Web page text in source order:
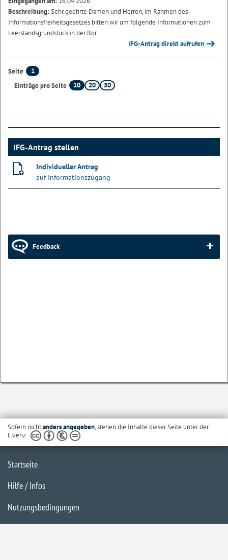
Beschreibung:Sehr geehrte Damen und Herren, im Rahmen des
Informationsfreiheitsgesetzes bitten wir um folgende Informationen zum
Leerstandsgrundstück in der Bor...
IFG-Antrag direkt aufrufen
Seite
1
Einträge pro Seite
10 20 50
IFG-Antrag stellen
Individueller Antrag
auf Informationszugang
Feedback
Sofern nichtanders angegeben, stehen die Inhalte dieser Seite unter der
Lizenz
Startseite
Hilfe / Infos
Nutzungsbedingungen